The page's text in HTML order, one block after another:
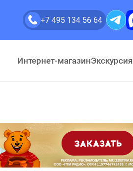
+7 495 134 56 64
Интернет-магазинЭкскурсия